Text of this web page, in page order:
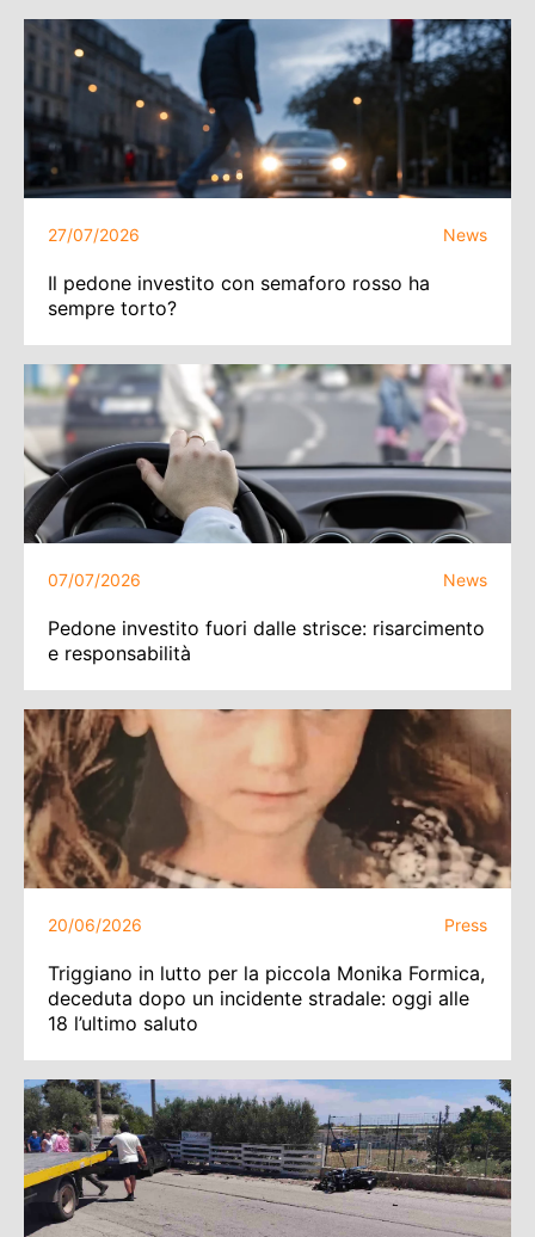
27/07/2026 News
Il pedone investito con semaforo rosso ha
sempre torto?
07/07/2026 News
Pedone investito fuori dalle strisce: risarcimento
e responsabilità
20/06/2026 Press
Triggiano in lutto per la piccola Monika Formica,
deceduta dopo un incidente stradale: oggi alle
18 l’ultimo saluto